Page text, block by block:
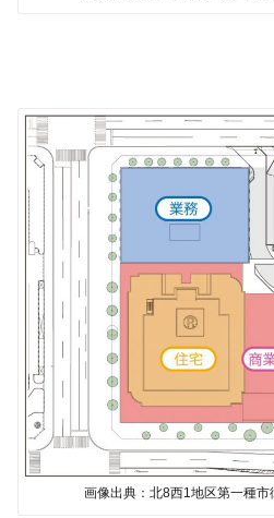
画像出典：北8西1地区第一種